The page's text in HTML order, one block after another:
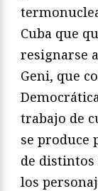
Cuba que
resignarse
Geni, que
trabajo de
se produce
de distintos
los